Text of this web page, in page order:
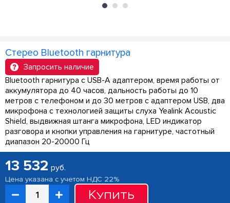
Стерео Bluetooth гарнитура
Запросить наличие
Bluetooth гарнитура с USB-A адаптером, время работы от
аккумулятора до 40 часов, дальность работы до 10
метров с телефоном и до 30 метров с адаптером USB, два
микрофона с технологией защиты слуха Yealink Acoustic
Shield, выдвижная штанга микрофона, LED индикатор
разговора и кнопки управления на гарнитуре, частотный
диапазон 20-20000 Гц
13 532 руб.
Цена указана с учетом НДС 22%
Купить